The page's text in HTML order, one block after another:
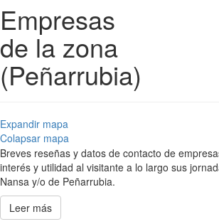
Empresas
de la zona
(Peñarrubia)
Expandir mapa
Colapsar mapa
Breves reseñas y datos de contacto de
interés y utilidad al visitante a lo largo sus
Nansa y/o de Peñarrubia.
Leer más